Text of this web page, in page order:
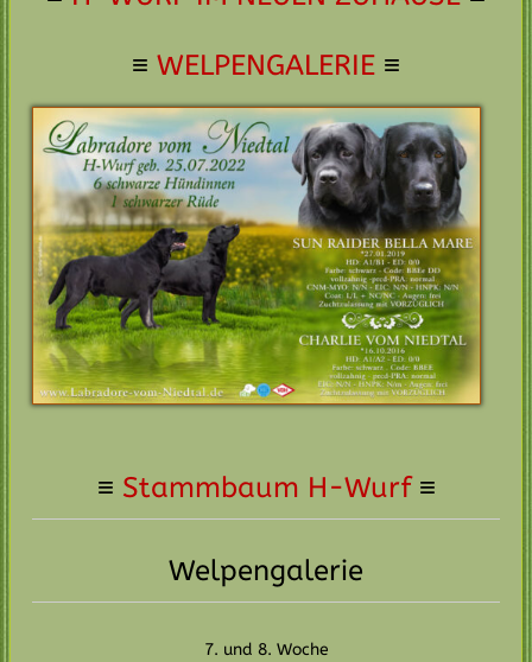
≡ WELPENGALERIE ≡
≡ Stammbaum H-Wurf≡
Welpengalerie
7. und 8. Woche